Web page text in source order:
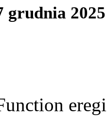
grudnia